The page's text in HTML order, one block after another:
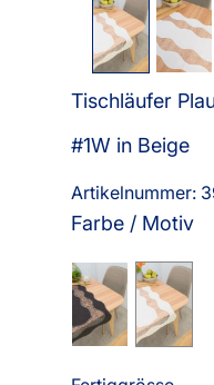
Tischläufer
#1W in Beige
Artikelnummer:
Farbe / Motiv